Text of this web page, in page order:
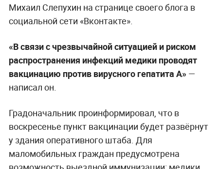
Михаил Слепухин на странице своего блога в
социальной сети «Вконтакте».
«В связи с чрезвычайной ситуацией и риском
распространения инфекций медики проводят
вакцинацию против вирусного гепатита А»—
написал он.
Градоначальник проинформировал, что в
воскресенье пункт вакцинации будет развёрнут
у здания оперативного штаба. Для
маломобильных граждан предусмотрена